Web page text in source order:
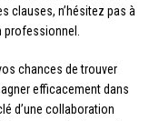
clauses, n’hésitez pas à
chances de trouver
efficacement dans
d’une collaboration